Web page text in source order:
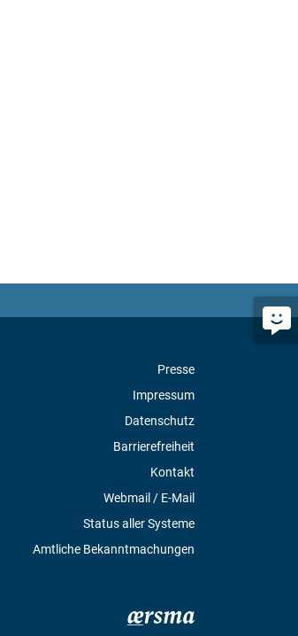
Presse
Impressum
Datenschutz
Barrierefreiheit
Kontakt
Webmail / E-Mail
Status aller Systeme
Amtliche Bekanntmachungen